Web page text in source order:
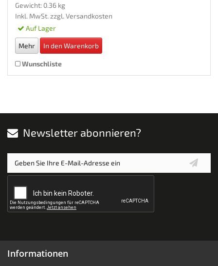
Gewicht: 0.36 kg
Inkl. MwSt. zzgl. Versandkosten
Auf Lager
Mehr In den Warenkorb
Wunschliste
Newsletter abonnieren?
Informationen